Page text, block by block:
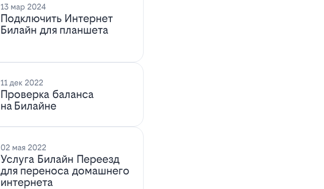
13 мар 2024
Подключить Интернет
Билайн для планшета
11 дек 2022
Проверка баланса
на Билайне
02 мая 2022
Услуга Билайн Переезд
для переноса домашнего
интернета